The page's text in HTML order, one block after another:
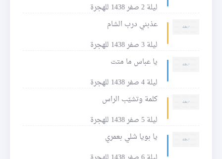
ليلة 2 صفر 1438 للهجرة
عذبني درب الشام
ليلة 3 صفر 1438 للهجرة
يا عباس ما متت
ليلة 4 صفر 1438 للهجرة
كلمة وتشيّب الراس
ليلة 5 صفر 1438 للهجرة
يا بويا شلي بعمري